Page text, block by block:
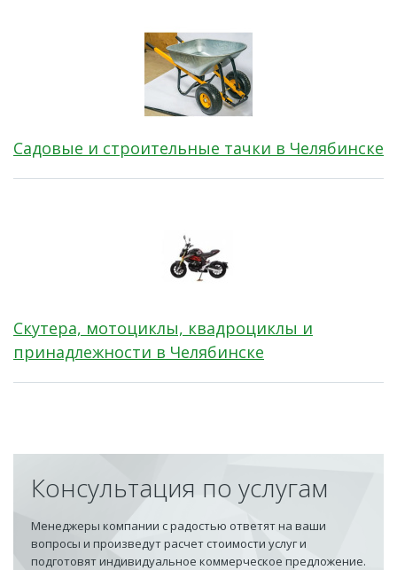
Садовые и строительные тачки в Челябинске
Скутера, мотоциклы, квадроциклы и
принадлежности в Челябинске
Консультация по услугам
Менеджеры компании с радостью ответят на ваши
вопросы и произведут расчет стоимости услуг и
подготовят индивидуальное коммерческое предложение.